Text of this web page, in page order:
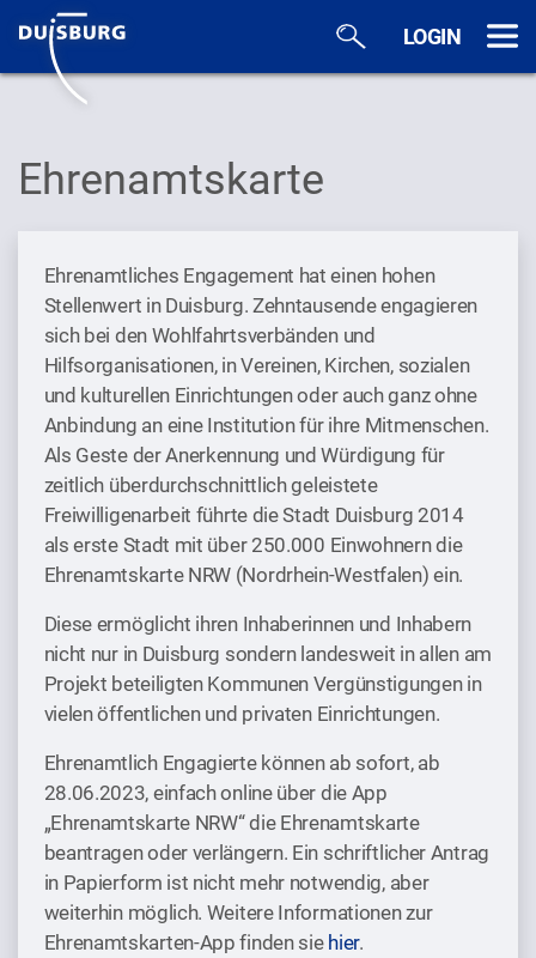
Zum Hauptinhalt springen
LOGIN
Ehrenamtskarte
Ehrenamtliches Engagement hat einen hohen
Stellenwert in Duisburg. Zehntausende engagieren
sich bei den Wohlfahrtsverbänden und
Hilfsorganisationen, in Vereinen, Kirchen, sozialen
und kulturellen Einrichtungen oder auch ganz ohne
Anbindung an eine Institution für ihre Mitmenschen.
Als Geste der Anerkennung und Würdigung für
zeitlich überdurchschnittlich geleistete
Freiwilligenarbeit führte die Stadt Duisburg 2014
als erste Stadt mit über 250.000 Einwohnern die
Ehrenamtskarte NRW (Nordrhein-Westfalen) ein.
Diese ermöglicht ihren Inhaberinnen und Inhabern
nicht nur in Duisburg sondern landesweit in allen am
Projekt beteiligten Kommunen Vergünstigungen in
vielen öffentlichen und privaten Einrichtungen.
Ehrenamtlich Engagierte können ab sofort, ab
28.06.2023, einfach online über die App
„Ehrenamtskarte NRW“ die Ehrenamtskarte
beantragen oder verlängern. Ein schriftlicher Antrag
in Papierform ist nicht mehr notwendig, aber
weiterhin möglich. Weitere Informationen zur
Ehrenamtskarten-App finden sie hier.